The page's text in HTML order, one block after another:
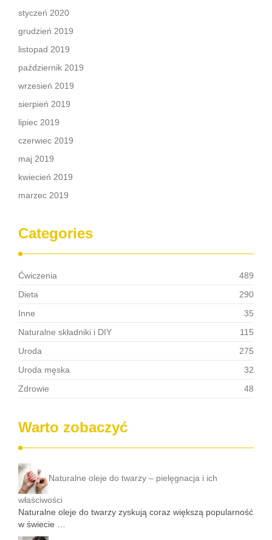
styczeń 2020
grudzień 2019
listopad 2019
październik 2019
wrzesień 2019
sierpień 2019
lipiec 2019
czerwiec 2019
maj 2019
kwiecień 2019
marzec 2019
Categories
Ćwiczenia
489
Dieta
290
Inne
35
Naturalne składniki i DIY
115
Uroda
275
Uroda męska
32
Zdrowie
48
Warto zobaczyć
Naturalne oleje do twarzy – pielęgnacja i ich
właściwości
Naturalne oleje do twarzy zyskują coraz większą popularność
w świecie …